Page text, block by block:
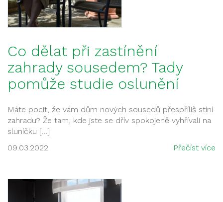
Co dělat při zastínění
zahrady sousedem? Tady
pomůže studie oslunění
Máte pocit, že vám dům nových sousedů přespříliš stíní
zahradu? Že tam, kde jste se dřív spokojeně vyhřívali na
sluníčku […]
09.03.2022
Přečíst více